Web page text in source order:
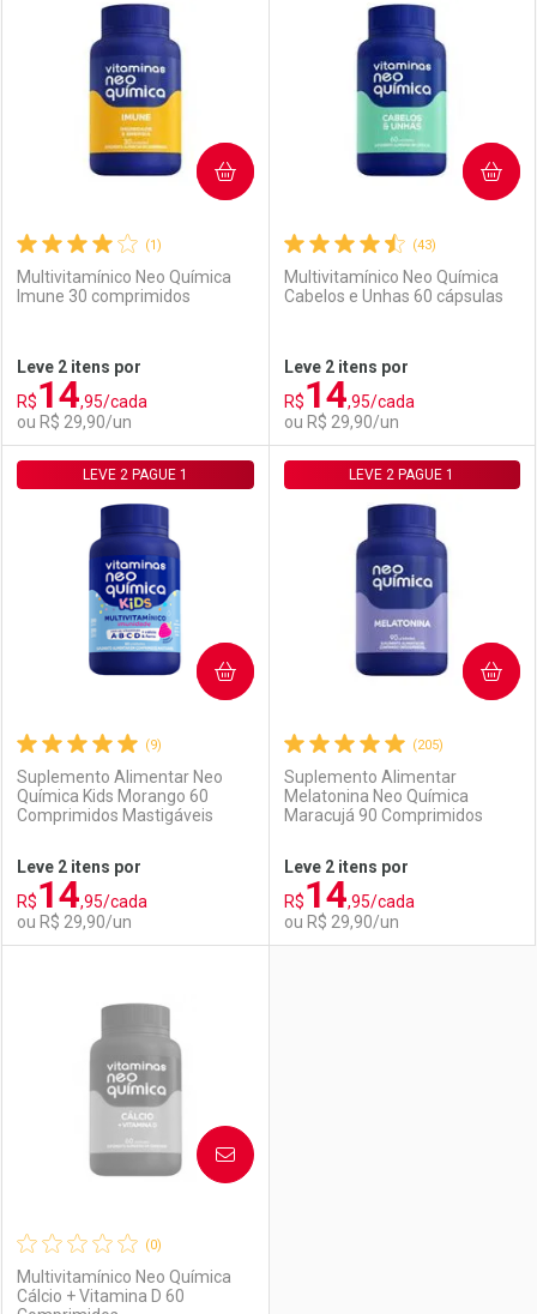
Laboratório
Comprar sem Desconto
Por R$ 29,90/cada
Por Menos
Comprar sem Desconto
Por R$ 29,90/cada
Laboratório
Comprar sem Desconto
Por R$ 29,90/cada
Por Menos
Comprar sem Desconto
Por R$ 29,90/cada
(1)
Multivitamínico Neo Química
Imune 30 comprimidos
Leve 2 itens por
R$14,95/cada
ou R$ 29,90/un
COMPRAR
Laboratório
Ativar Desconto
Comprar sem Desconto
Por R$ 29,90/cada
Por Menos
Comprar sem Desconto
Por R$ 29,90/cada
(43)
Multivitamínico Neo Química
Cabelos e Unhas 60 cápsulas
Leve 2 itens por
R$14,95/cada
ou R$ 29,90/un
COMPRAR
Laboratório
Ativar Desconto
Comprar sem Desconto
Por R$ 29,90/cada
Por Menos
Comprar sem Desconto
Por R$ 29,90/cada
(9)
Suplemento Alimentar Neo
Química Kids Morango 60
Comprimidos Mastigáveis
LEVE 2 PAGUE 1
Leve 2 itens por
R$14,95/cada
ou R$ 29,90/un
COMPRAR
Laboratório
Por Menos
(205)
Suplemento Alimentar
Melatonina Neo Química
Maracujá 90 Comprimidos
LEVE 2 PAGUE 1
Leve 2 itens por
R$14,95/cada
ou R$ 29,90/un
COMPRAR
(0)
Multivitamínico Neo Química
Cálcio + Vitamina D 60
AVISE-ME